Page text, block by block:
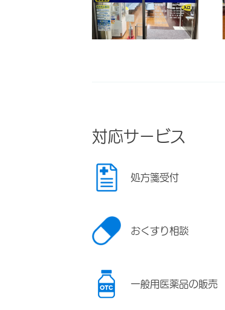
対応サービス
処方箋受付
おくすり相談
一般用医薬品の販売